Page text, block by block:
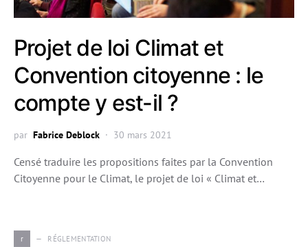
Projet de loi Climat et
Convention citoyenne : le
compte y est-il ?
par Fabrice Deblock 30 mars 2021
Censé traduire les propositions faites par la Convention
Citoyenne pour le Climat, le projet de loi « Climat et…
r RÉGLEMENTATION